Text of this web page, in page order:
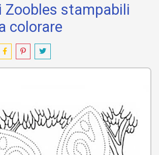
Zoobles stampabili
colorare